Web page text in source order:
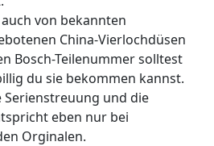
von bekannten
China-Vierlochdüsen
Bosch-Teilenummer solltest
du sie bekommen kannst.
Serienstreuung und die
eben nur bei
Orginalen.